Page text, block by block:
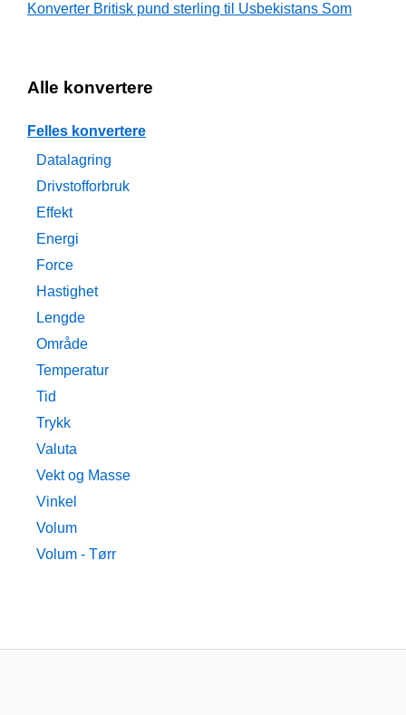
Konverter Britisk pund sterling til Usbekistans Som
Alle konvertere
Felles konvertere
Datalagring
Drivstofforbruk
Effekt
Energi
Force
Hastighet
Lengde
Område
Temperatur
Tid
Trykk
Valuta
Vekt og Masse
Vinkel
Volum
Volum - Tørr